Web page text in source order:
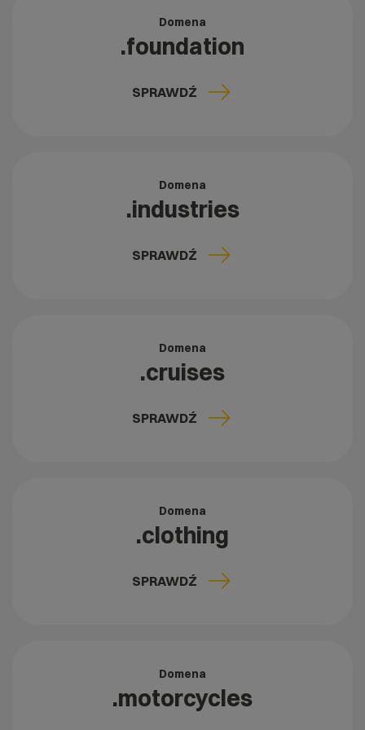
Domena
.foundation
SPRAWDŹ
Domena
.industries
SPRAWDŹ
Domena
.cruises
SPRAWDŹ
Domena
.clothing
SPRAWDŹ
Domena
.motorcycles